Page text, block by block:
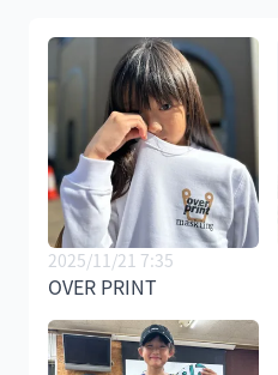
2025/11/21 7:35
OVER PRINT